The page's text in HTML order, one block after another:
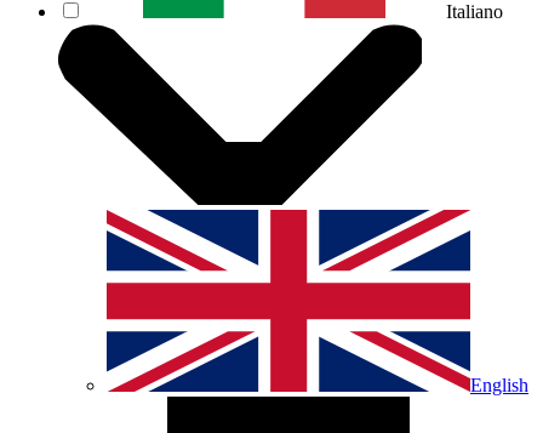
Italiano
English